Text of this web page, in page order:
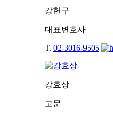
강헌구
대표변호사
T. 02-3016-9505
강효상
고문